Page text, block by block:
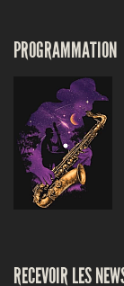
PROGRAMMATION
RECEVOIR LES